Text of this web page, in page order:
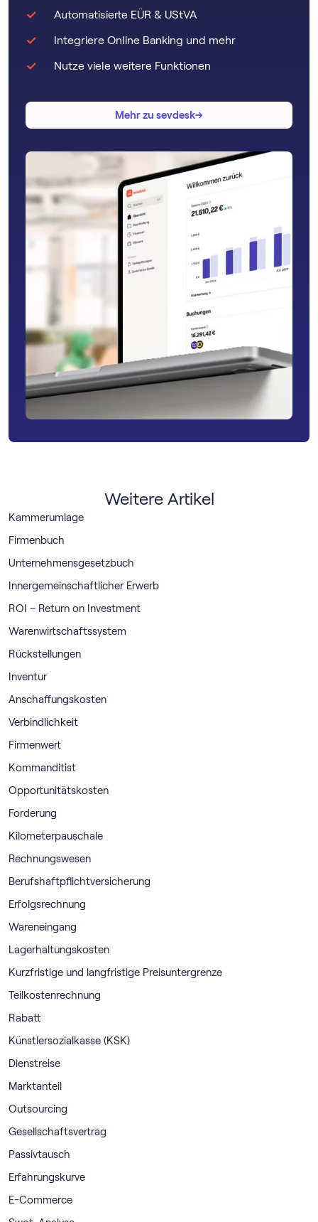
Automatisierte EÜR & UStVA
Integriere Online Banking und mehr
Nutze viele weitere Funktionen
Mehr zu sevdesk→
→
Weitere Artikel
Kammerumlage
Firmenbuch
Unternehmensgesetzbuch
Innergemeinschaftlicher Erwerb
ROI – Return on Investment
Warenwirtschaftssystem
Rückstellungen
Inventur
Anschaffungskosten
Verbindlichkeit
Firmenwert
Kommanditist
Opportunitätskosten
Forderung
Kilometerpauschale
Rechnungswesen
Berufshaftpflichtversicherung
Erfolgsrechnung
Wareneingang
Lagerhaltungskosten
Kurzfristige und langfristige Preisuntergrenze
Teilkostenrechnung
Rabatt
Künstlersozialkasse (KSK)
Dienstreise
Marktanteil
Outsourcing
Gesellschaftsvertrag
Passivtausch
Erfahrungskurve
E-Commerce